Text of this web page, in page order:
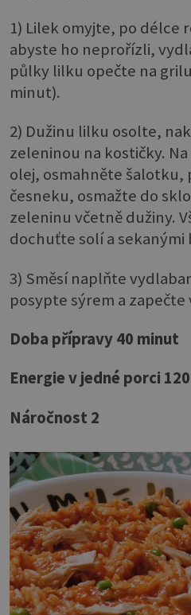
1) Lilek omyjte, po délce
abyste ho neprořízli,
půlky lilku opečte na
minut).
2) Dužinu lilku osolte,
zeleninou na kostičky.
olej, osmahněte
česneku, osmažte do
zeleninu včetně dužiny.
dochuťte solí a sekanými
3) Směsí naplňte
posypte sýrem a
Doba přípravy 40 minut
Energie v jedné porci
Náročnost 2